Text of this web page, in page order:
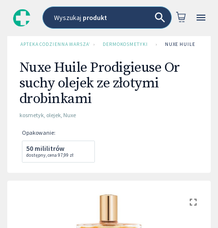
Wyszukaj produkt
APTEKA CODZIENNA WARSZAWA› DERMOKOSMETYKI › NUXE HUILE
Nuxe Huile Prodigieuse Or
suchy olejek ze złotymi
drobinkami
kosmetyk, olejek, Nuxe
Opakowanie:
50 mililitrów
dostępny,cena 97,99 zł